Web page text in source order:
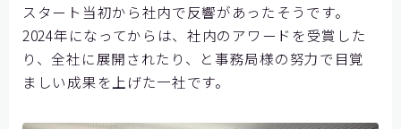
スタート当初から社内で反響があったそうです。
2024年になってからは、社内のアワードを受賞した
り、全社に展開されたり、と事務局様の努力で目覚
ましい成果を上げた一社です。